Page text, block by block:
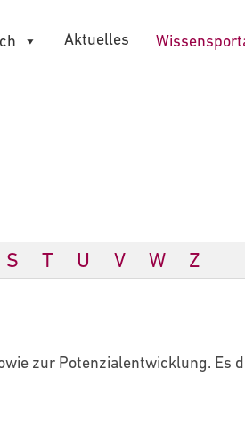
Aktuelles
S T U V W Z
zur Potenzialentwicklung. Es